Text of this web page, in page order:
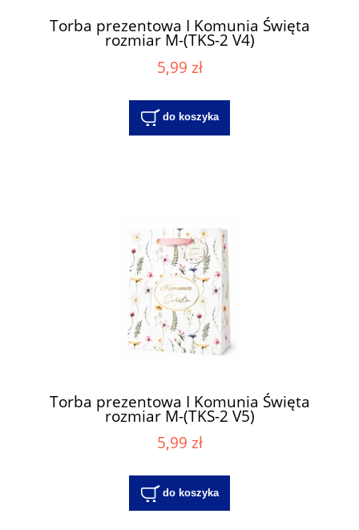
Torba prezentowa I Komunia Święta
rozmiar M-(TKS-2 V4)
5,99 zł
do koszyka
Torba prezentowa I Komunia Święta
rozmiar M-(TKS-2 V5)
5,99 zł
do koszyka